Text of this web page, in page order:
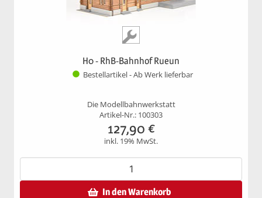
H0 - RhB-Bahnhof Rueun
Bestellartikel - Ab Werk lieferbar
Die Modellbahnwerkstatt
Artikel-Nr.: 100303
127,90 €
inkl. 19% MwSt.
In den Warenkorb